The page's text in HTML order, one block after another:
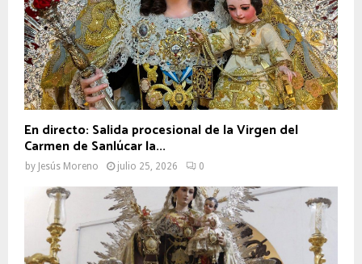
En directo: Salida procesional de la Virgen del
Carmen de Sanlúcar la...
by Jesús Moreno julio 25, 2026 0